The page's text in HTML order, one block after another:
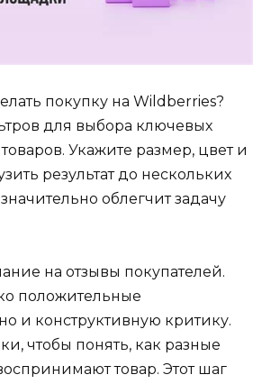
покупку на Wildberries?
для выбора ключевых
Укажите размер, цвет и
результат до нескольких
облегчит задачу
на отзывы покупателей.
положительные
и конструктивную критику.
чтобы понять, как разные
товар. Этот шаг